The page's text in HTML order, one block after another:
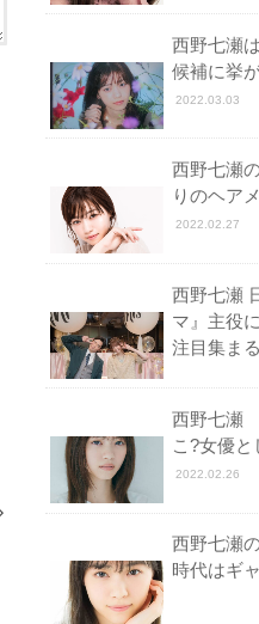
西野七瀬
候補に挙
2022.03.03
西野七瀬
りのヘア
2022.02.27
西野七瀬
マ』主役
注目集まる
西野七瀬
こ?女優と
2022.02.26
西野七瀬
時代はギ